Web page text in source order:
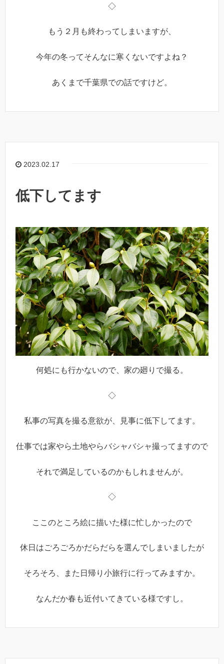
◇
もう２月も終わってしまいますが、
今年の冬ってそんなに寒くないですよね？
あくまで千葉県での話ですけど。
2023.02.17
低下してます
何処にも行かないので、家の廻りで撮る。
◇
私事の写真を撮る意欲が、見事に低下してます。
仕事では家やら土地やらバシャバシャ撮ってますので
それで満足しているのかもしれませんが。
◇
ここのところ絵に描いた様に忙しかったので
休日はごろごろかだらだらを選んでしまいましたが
そろそろ、また日帰り小旅行に行ってみますか。
なんだか春も近付いてきている様ですし。